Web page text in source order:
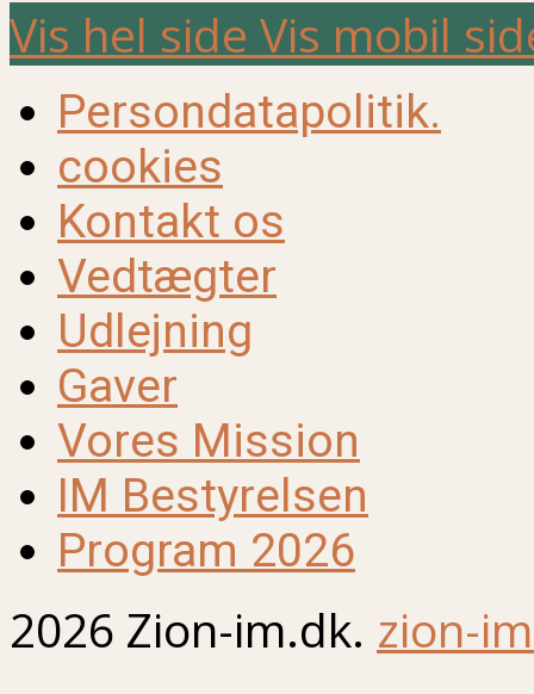
Vis hel side Vis mobil
Persondatapolitik.
cookies
Kontakt os
Vedtægter
Udlejning
Gaver
Vores Mission
IM Bestyrelsen
Program 2026
2026 Zion-im.dk. zion-